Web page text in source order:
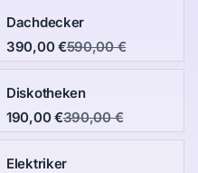
Dachdecker
390,00 €590,00 €
Diskotheken
190,00 €390,00 €
Elektriker